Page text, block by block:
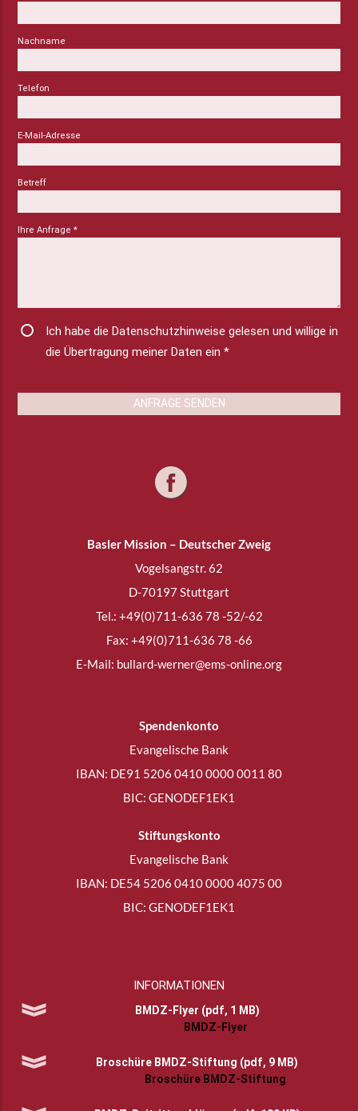
Nachname
Telefon
E-Mail-Adresse
Betreff
Ihre Anfrage*
Ich habe die Datenschutzhinweise gelesen und willige in
die Übertragung meiner Daten ein*
ANFRAGE SENDEN
Basler Mission – Deutscher Zweig
Vogelsangstr. 62
D-70197 Stuttgart
Tel.: +49(0)711-636 78 -52/-62
Fax: +49(0)711-636 78 -66
E-Mail: bullard-werner@ems-online.org
Spendenkonto
Evangelische Bank
IBAN: DE91 5206 0410 0000 0011 80
BIC: GENODEF1EK1
Stiftungskonto
Evangelische Bank
IBAN: DE54 5206 0410 0000 4075 00
BIC: GENODEF1EK1
INFORMATIONEN
BMDZ-Flyer (pdf, 1 MB)
BMDZ-Flyer
Broschüre BMDZ-Stiftung (pdf, 9 MB)
Broschüre BMDZ-Stiftung